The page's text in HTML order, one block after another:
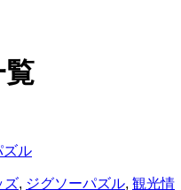
覧
ズル
ズ, ジグソーパズル, 観光情